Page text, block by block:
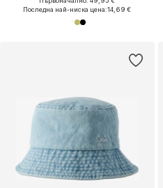
Последна най-ниска цена:14,69 €